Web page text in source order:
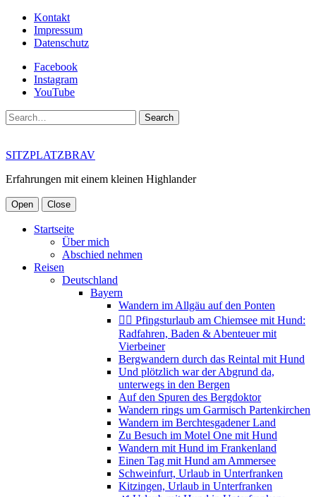
Kontakt
Impressum
Datenschutz
Facebook
Instagram
YouTube
Search
SITZPLATZBRAV
Erfahrungen mit einem kleinen Highlander
Open Close
Startseite
Über mich
Abschied nehmen
Reisen
Deutschland
Bayern
Wandern im Allgäu auf den Ponten
🚴‍♀️ Pfingsturlaub am Chiemsee mit Hund:
Radfahren, Baden & Abenteuer mit
Vierbeiner
Bergwandern durch das Reintal mit Hund
Und plötzlich war der Abgrund da,
unterwegs in den Bergen
Auf den Spuren des Bergdoktor
Wandern rings um Garmisch Partenkirchen
Wandern im Berchtesgadener Land
Zu Besuch im Motel One mit Hund
Wandern mit Hund im Frankenland
Einen Tag mit Hund am Ammersee
Schweinfurt, Urlaub in Unterfranken
Kitzingen, Urlaub in Unterfranken